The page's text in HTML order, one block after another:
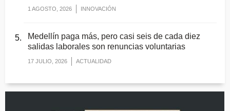
1 AGOSTO, 2026 INNOVACIÓN
Medellín paga más, pero casi seis de cada diez
salidas laborales son renuncias voluntarias
17 JULIO, 2026 ACTUALIDAD